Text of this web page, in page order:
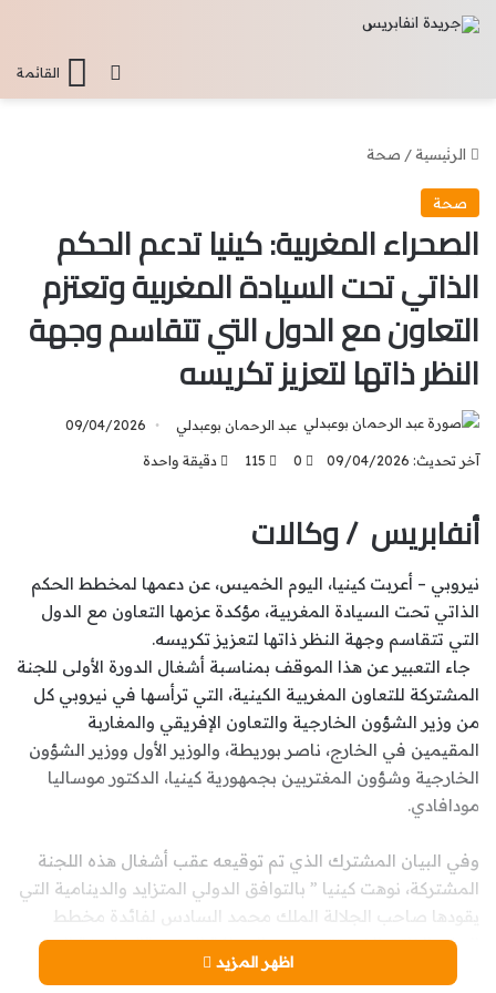
القائمةتسجيل
الرئيسية/ صحة
صحة
الصحراء المغربية: كينيا تدعم الحكم
الذاتي تحت السيادة المغربية وتعتزم
التعاون مع الدول التي تتقاسم وجهة
النظر ذاتها لتعزيز تكريسه
عبد الرحمان بوعبدلي 09/04/2026
آخر تحديث: 09/04/2026 0
115 دقيقة واحدة
أنفابريس / وكالات
نيروبي – أعربت كينيا، اليوم الخميس، عن دعمها لمخطط الحكم
الذاتي تحت السيادة المغربية، مؤكدة عزمها التعاون مع الدول
التي تتقاسم وجهة النظر ذاتها لتعزيز تكريسه.
جاء التعبير عن هذا الموقف بمناسبة أشغال الدورة الأولى للجنة
المشتركة للتعاون المغربية الكينية، التي ترأسها في نيروبي كل
من وزير الشؤون الخارجية والتعاون الإفريقي والمغاربة
المقيمين في الخارج، ناصر بوريطة، والوزير الأول ووزير الشؤون
الخارجية وشؤون المغتربين بجمهورية كينيا، الدكتور موساليا
مودافادي.
وفي البيان المشترك الذي تم توقيعه عقب أشغال هذه اللجنة
المشتركة، نوهت كينيا ” بالتوافق الدولي المتزايد والدينامية التي
يقودها صاحب الجلالة الملك محمد السادس لفائدة مخطط
الحكم الذاتي الذي تقدمت به المملكة المغربية”، واصفة الحكم
الذاتي بأنه “الحل الوحيد ذي المصداقية والواقعي لتسوية النزاع
اظهر المزيد